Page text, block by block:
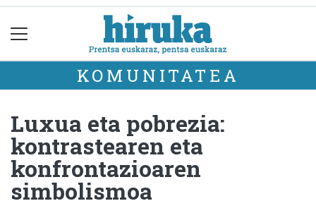
KOMUNITATEA
Luxua eta pobrezia:
kontrastearen eta
konfrontazioaren
simbolismoa